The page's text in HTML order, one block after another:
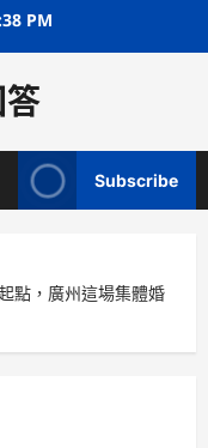
PM
Subscribe
點，廣州這場集體婚